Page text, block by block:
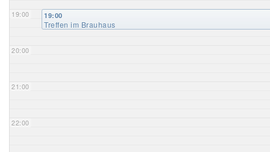
19:00
20:00
21:00
22:00
19:00
Treffen im Brauhaus